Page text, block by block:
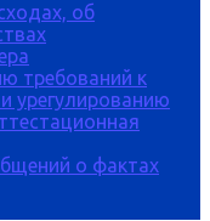
об
требований к
урегулированию
о фактах